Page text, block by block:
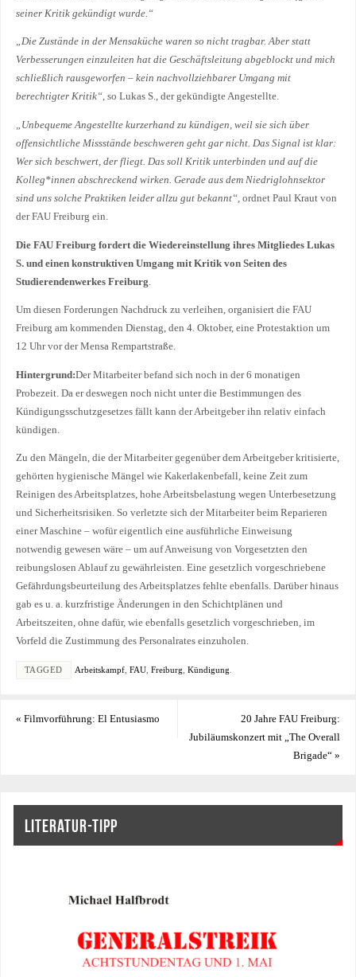
seiner Kritik gekündigt wurde.“
„Die Zustände in der Mensaküche waren so nicht tragbar. Aber statt
Verbesserungen einzuleiten hat die Geschäftsleitung abgeblockt und mich
schließlich rausgeworfen – kein nachvollziehbarer Umgang mit
berechtigter Kritik“, so Lukas S., der gekündigte Angestellte.
„Unbequeme Angestellte kurzerhand zu kündigen, weil sie sich über
offensichtliche Missstände beschweren geht gar nicht. Das Signal ist klar:
Wer sich beschwert, der fliegt. Das soll Kritik unterbinden und auf die
Kolleg*innen abschreckend wirken. Gerade aus dem Niedriglohnsektor
sind uns solche Praktiken leider allzu gut bekannt“,ordnet Paul Kraut von
der FAU Freiburg ein.
Die FAU Freiburg fordert die Wiedereinstellung ihres Mitgliedes Lukas
S. und einen konstruktiven Umgang mit Kritik von Seiten des
Studierendenwerkes Freiburg
Um diesen Forderungen Nachdruck zu verleihen, organisiert die FAU
Freiburg am kommenden Dienstag, den 4. Oktober, eine Protestaktion um
12 Uhr vor der Mensa Rempartstraße.
Hintergrund:Der Mitarbeiter befand sich noch in der 6 monatigen
Probezeit. Da er deswegen noch nicht unter die Bestimmungen des
Kündigungsschutzgesetzes fällt kann der Arbeitgeber ihn relativ einfach
kündigen.
Zu den Mängeln, die der Mitarbeiter gegenüber dem Arbeitgeber kritisierte,
gehörten hygienische Mängel wie Kakerlakenbefall, keine Zeit zum
Reinigen des Arbeitsplatzes, hohe Arbeitsbelastung wegen Unterbesetzung
und Sicherheitsrisiken. So verletzte sich der Mitarbeiter beim Reparieren
einer Maschine – wofür eigentlich eine ausführliche Einweisung
notwendig gewesen wäre – um auf Anweisung von Vorgesetzten den
reibungslosen Ablauf zu gewährleisten. Eine gesetzlich vorgeschriebene
Gefährdungsbeurteilung des Arbeitsplatzes fehlte ebenfalls. Darüber hinaus
gab es u. a. kurzfristige Änderungen in den Schichtplänen und
Arbeitszeiten, ohne dafür, wie ebenfalls gesetzlich vorgeschrieben, im
Vorfeld die Zustimmung des Personalrates einzuholen.
TAGGED Arbeitskampf, FAU, Freiburg Kündigung
« Filmvorführung: El Entusiasmo
20 Jahre FAU Freiburg:
Jubiläumskonzert mit „The Overall
Brigade“»
LITERATUR-TIPP